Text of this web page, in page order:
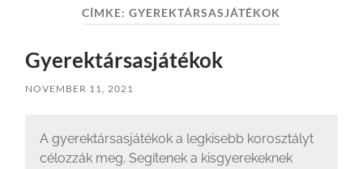
CÍMKE:GYEREKTÁRSASJÁTÉKOK
Gyerektársasjátékok
NOVEMBER 11, 2021
A gyerektársasjátékok a legkisebb korosztályt
célozzák meg. Segítenek a kisgyerekeknek